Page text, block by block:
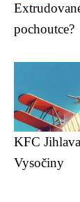
pochoutce?
KFC
Vysočiny